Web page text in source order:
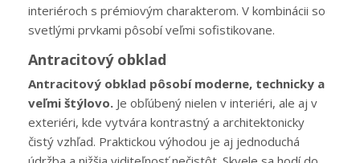
interiéroch s prémiovým charakterom. V kombinácii so
svetlými prvkami pôsobí veľmi sofistikovane.
Antracitový obklad
Antracitový obklad pôsobí moderne, technicky a
veľmi štýlovo. Je obľúbený nielen v interiéri, ale aj v
exteriéri, kde vytvára kontrastný a architektonicky
čistý vzhľad. Praktickou výhodou je aj jednoduchá